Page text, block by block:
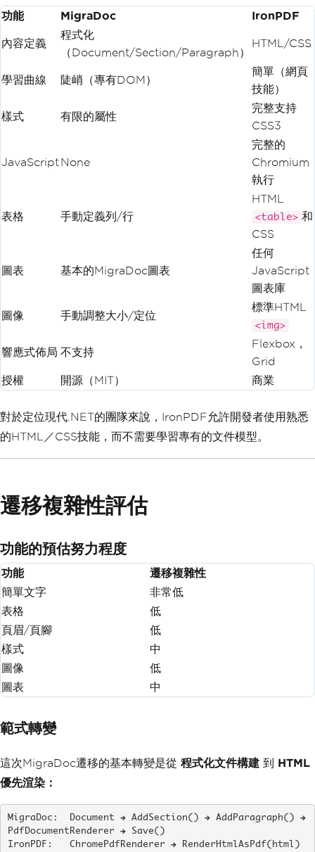
功能 MigraDoc IronPDF
內容定義
程式化
（Document/Section/Paragraph）
HTML/CSS
學習曲線 陡峭（專有DOM）
簡單（網頁
技能）
樣式 有限的屬性
完整支持
CSS3
JavaScriptNone
完整的
Chromium
執行
表格 手動定義列/行
HTML
<table> 和
CSS
圖表 基本的MigraDoc圖表
任何
JavaScript
圖表庫
圖像 手動調整大小/定位
標準HTML
<img>
響應式佈局 不支持
Flexbox，
Grid
授權
開源（MIT） 商業
對於定位現代.NET的團隊來說，IronPDF允許開發者使用熟悉
的HTML／CSS技能，而不需要學習專有的文件模型。
遷移複雜性評估
功能的預估努力程度
功能
遷移複雜性
簡單文字
非常低
表格
低
頁眉/頁腳
低
樣式
中
圖像
低
圖表
中
範式轉變
這次MigraDoc遷移的基本轉變是從 程式化文件構建 到 HTML
優先渲染：
MigraDoc:  Document → AddSection() → AddParagraph() →
PdfDocumentRenderer → Save()
IronPDF:   ChromePdfRenderer → RenderHtmlAsPdf(html)